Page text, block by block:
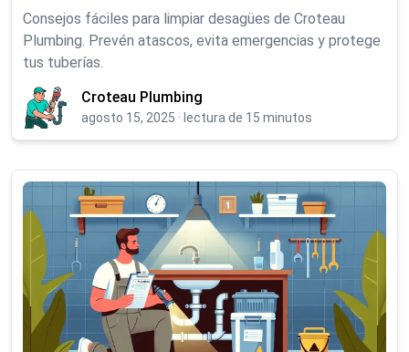
Consejos fáciles para limpiar desagües de Croteau
Plumbing. Prevén atascos, evita emergencias y protege
tus tuberías.
Croteau Plumbing
agosto 15, 2025 · lectura de 15 minutos